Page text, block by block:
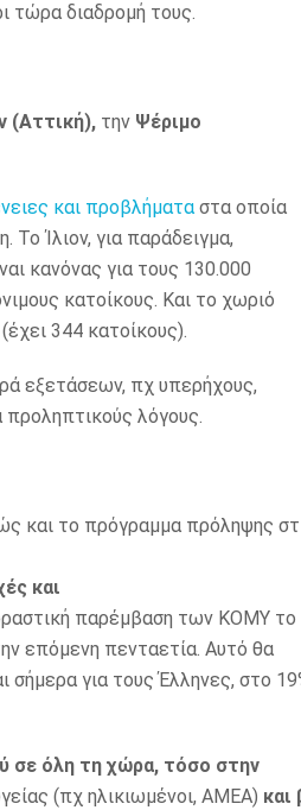
τώρα διαδρομή τους.
(Αττική), την Ψέριμο
και προβλήματαστα οποία
Το Ίλιον, για παράδειγμα,
κανόνας για τους 130.000
κατοίκους. Και το χωριό
344 κατοίκους).
εξετάσεων, πχ υπερήχους,
λόγους.
και το πρόγραμμα πρόληψης
και
παρέμβαση των ΚΟΜΥ το
επόμενη πενταετία. Αυτό θα
σήμερα για τους Έλληνες, στο
σε όλη τη χώρα, τόσο στην
(πχ ηλικιωμένοι, ΑΜΕΑ) και